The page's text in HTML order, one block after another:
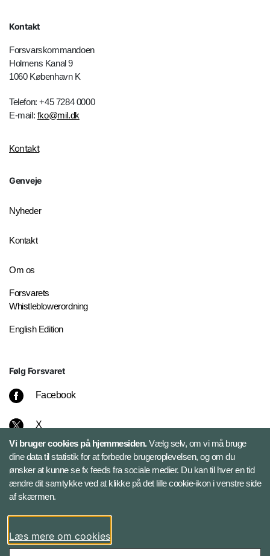
Kontakt
Forsvarskommandoen
Holmens Kanal 9
1060 København K
Telefon: +45 7284 0000
E-mail: fko@mil.dk
Kontakt
Genveje
Nyheder
Kontakt
Om os
Forsvarets
Whistleblowerordning
English Edition
Følg Forsvaret
Facebook
X
Instagram
Bluesky
LinkedIn
Vi bruger cookies på hjemmesiden.Vælg selv, om vi må bruge
dine data til statistik for at forbedre brugeroplevelsen, og om du
ønsker at kunne se fx feeds fra sociale medier. Du kan til hver en tid
ændre dit samtykke ved at klikke på det lille cookie-ikon i venstre side
af skærmen.
Læs mere om cookies